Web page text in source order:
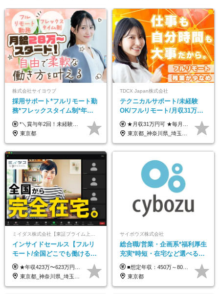
株式会社サイヨウブ
採用サポート*フルリモート勤
務*フレックスタイム制*年休
120日*土日祝休み*残業ほぼな
し*育児中社員8割以上
*＼賞与年2回！未経験から月給28万円スタート／* ◆月給28万～40万円＋賞与年2回＋各種インセンティブ ※経験・スキルを考慮の上、決定します ※試用期間6ヶ月間あり（期間中は月給26万円～になります。その他待遇等に差異はありません） ※月給には月35時間分の固定残業代含む（月5万4800円/超過分別途支給） ※ほとんどのメンバーが残業ゼロです！フレックスタイム制のため、自分の生活に合わせて調整できます。 ＼希望性で土曜日出勤あり／ お客様より「土曜日に応募者の対応をしてほしい」という ご要望を受けた際に、応募者対応⇒求職者との メッセージのやり取りなど、対応が発生する場合があります。 ※土曜日に出勤いただく場合は ・2時間稼働：4500円 ・4時間稼働：9000円 の給与が発生。勤務時間が4時間超えることは原則ありません。 短期間で高い給与をGETできるチャンスです♪
東京都
TDCX Japan株式会社
テクニカルサポート/未経験
OK/フルリモート/月収31万円
可/月最大3万のインセンティ
ブ支給/平均年齢33歳
★月収31万円可 ★毎月「最大3万円」のインセンティブあり 月給266,228円～＋スキル手当（15,000円）＋インセンティブ（月最大3万円） ※月給例（月額最大額）：281,228 円＋残業代発生分 インセンティブを最大まで取得できた場合は、月額最大額：311,228円＋残業代発生分 となります ※経験・スキルなどを考慮し決定します ※残業代は1分単位で支給 ※試用期間3ヵ月あり（契約社員期間も給与・待遇に変更なし） ※インセンティブは効率性、顧客満足、勤怠状況等の結果により毎月金額が決定されます。 ＼”頑張り”はインセンティブで還元！／ 入社3ヶ月目から、目標数字やKPI、勤怠状況、お客様アンケートなどをもとに評価をスタート。 最短4ヶ月目にはインセンティブの支給も可能です！
東京都_神奈川県_埼玉県_千葉県_大阪府_愛知県_北海道_青森県_岩手県_宮城県_秋田県_山形県_福島県_茨城県_栃木県_群馬県_新潟県_山梨県_長野県_富山県_石川県_福井県_静岡県_岐阜県_三重県_兵庫県_京都府_滋賀県_奈良県_和歌山県_広島県_岡山県_鳥取県_島根県_山口県_徳島県_香川県_愛媛県_高知県_福岡県_熊本県_佐賀県_長崎県_大分県_宮崎県_鹿児島県_沖縄県
インサイドセールス【フルリ
モート/全国どこでも働ける】
未経験OK*土日祝休み*残業少
なめ*在宅勤務手当あり
★年収423万〜623万円のモデルあり（想定時間外手当10時間分含む） ★半年に一度ドカンと支給のボーナスあり（半年に1度最大150万円） 月給25万円〜＋各種手当＋インセンティブ ＊リモートワーク手当（4000円/月） ＊リモートワーク一時金（1万5000円） ＊残業手当全額支給 ※経験・スキルにより月給を決定します ※試用期間：2ヵ月あり。期間中の雇用形態・給与・待遇に変更はありません 《頑張りはインセンティブとして還元！》 当社は5段階の評価制度を導入。 半期に1回の評価で最高ランク（5点）を獲得したメンバーには、 150万円のインセンティブを支給！ これが半年に一度のインセンティブとして支給されるため、 成果を出した分だけまとまった収入を得られる仕組みです。 【固定残業代について】 なし（残業代は、実際の労働時間に応じて別途全額支給）
東京都_神奈川県_埼玉県_千葉県_大阪府_愛知県_北海道_青森県_岩手県_宮城県_秋田県_山形県_福島県_茨城県_栃木県_群馬県_新潟県_山梨県_長野県_富山県_石川県_福井県_静岡県_岐阜県_三重県_兵庫県_京都府_滋賀県_奈良県_和歌山県_広島県_岡山県_鳥取県_島根県_山口県_徳島県_香川県_愛媛県_高知県_福岡県_熊本県_佐賀県_長崎県_大分県_宮崎県_鹿児島県_沖縄県
サイボウズ株式会社
総合職/営業・企画系*福利厚生
充実*時短・在宅など選べる働
き方*賞与年2回
■想定年収：450万～800万円（基本給12ヶ月分＋賞与2ヶ月分） ※上記想定年収はフルタイムの働き方を想定しています。 それ以外の働き方（勤務日数、時短、固定残業時間数の変更など）の場合 上記想定年収の支給を確約するものではありません ※賞与は全社の業績に応じて変動の可能性があります ※ご経験・スキルを考慮のうえ、当社規定により優遇します （試用期間3ヶ月有/給与・待遇に差異なし） ■昇給年1回 ■賞与年2回（2月・8月）
東京都